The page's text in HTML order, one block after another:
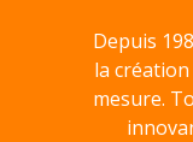
Depuis
la
mesure.